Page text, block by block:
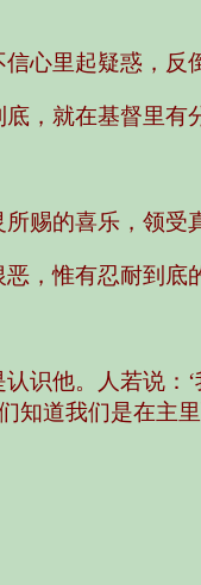
心里起疑惑，
，就在基督里有
赐的喜乐，领受
，惟有忍耐到底
识他。人若说
知道我们是在主